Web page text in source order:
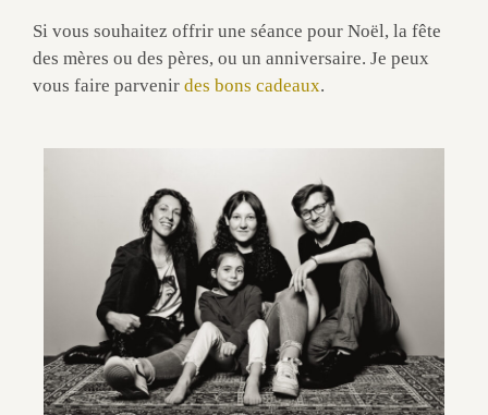
Si vous souhaitez offrir une séance pour Noël, la fête
des mères ou des pères, ou un anniversaire. Je peux
vous faire parvenir des bons cadeaux.